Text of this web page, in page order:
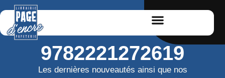
9782221272619
Les dernières nouveautés ainsi que nos